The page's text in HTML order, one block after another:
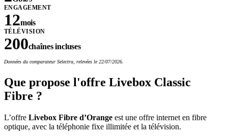
ENGAGEMENT
12mois
TÉLÉVISION
200chaînes incluses
Données du comparateur Selectra, relevées le 22/07/2026.
Que propose l'offre Livebox Classic
Fibre ?
L’offre Livebox Fibre d’Orange est une offre internet en fibre
optique, avec la téléphonie fixe illimitée et la télévision.